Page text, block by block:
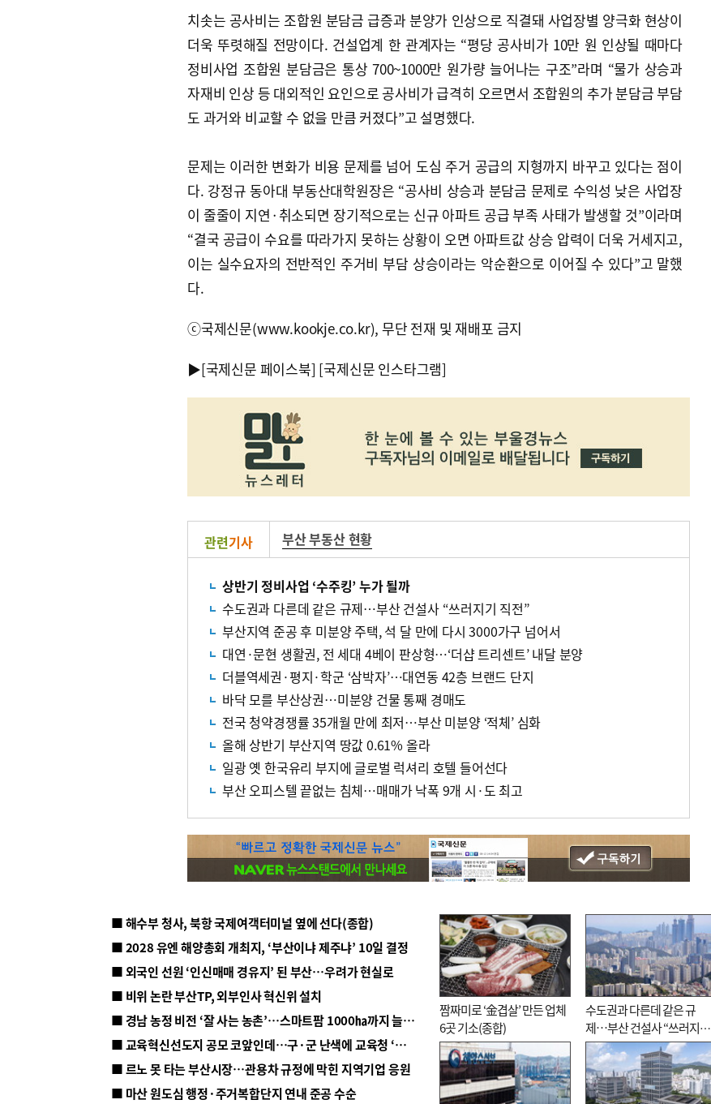
치솟는 공사비는 조합원 분담금 급증과 분양가 인상으로 직결돼 사업장별 양극화 현상이
더욱 뚜렷해질 전망이다. 건설업계 한 관계자는 “평당 공사비가 10만 원 인상될 때마다
정비사업 조합원 분담금은 통상 700~1000만 원가량 늘어나는 구조”라며 “물가 상승과
자재비 인상 등 대외적인 요인으로 공사비가 급격히 오르면서 조합원의 추가 분담금 부담
도 과거와 비교할 수 없을 만큼 커졌다”고 설명했다.
문제는 이러한 변화가 비용 문제를 넘어 도심 주거 공급의 지형까지 바꾸고 있다는 점이
다. 강정규 동아대 부동산대학원장은 “공사비 상승과 분담금 문제로 수익성 낮은 사업장
이 줄줄이 지연·취소되면 장기적으로는 신규 아파트 공급 부족 사태가 발생할 것”이라며
“결국 공급이 수요를 따라가지 못하는 상황이 오면 아파트값 상승 압력이 더욱 거세지고,
이는 실수요자의 전반적인 주거비 부담 상승이라는 악순환으로 이어질 수 있다”고 말했
다.
ⓒ국제신문(www.kookje.co.kr), 무단 전재 및 재배포 금지
▶[국제신문 페이스북] [국제신문 인스타그램]
관련기사 부산 부동산 현황
상반기 정비사업 ‘수주킹’ 누가 될까
수도권과 다른데 같은 규제…부산 건설사 “쓰러지기 직전”
부산지역 준공 후 미분양 주택, 석 달 만에 다시 3000가구 넘어서
대연·문현 생활권, 전 세대 4베이 판상형…‘더샵 트리센트’ 내달 분양
더블역세권·평지·학군 ‘삼박자’…대연동 42층 브랜드 단지
바닥 모를 부산상권…미분양 건물 통째 경매도
전국 청약경쟁률 35개월 만에 최저…부산 미분양 ‘적체’ 심화
올해 상반기 부산지역 땅값 0.61% 올라
일광 옛 한국유리 부지에 글로벌 럭셔리 호텔 들어선다
부산 오피스텔 끝없는 침체…매매가 낙폭 9개 시·도 최고
■ 해수부 청사, 북항 국제여객터미널 옆에 선다(종합)
■ 2028 유엔 해양총회 개최지, ‘부산이냐 제주냐’ 10일 결정
■ 외국인 선원 ‘인신매매 경유지’ 된 부산…우려가 현실로
■ 비위 논란 부산TP, 외부인사 혁신위 설치
■ 경남 농정 비전 ‘잘 사는 농촌’…스마트팜 1000㏊까지 늘린다
■ 교육혁신선도지 공모 코앞인데…구·군 난색에 교육청 ‘쩔쩔’
■ 르노 못 타는 부산시장…관용차 규정에 막힌 지역기업 응원
■ 마산 원도심 행정·주거복합단지 연내 준공 수순
짬짜미로 ‘金겹살’ 만든 업체
6곳 기소(종합)
수도권과 다른데 같은 규
제…부산 건설사 “쓰러지기
직전”